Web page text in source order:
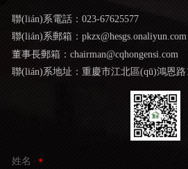
聯(lián)系電話：023-67625577
聯(lián)系郵箱：pkzx@hesgs.onaliyun.com
董事長郵箱：chairman@cqhongensi.com
聯(lián)系地址：重慶市江北區(qū)鴻恩路
姓名 *